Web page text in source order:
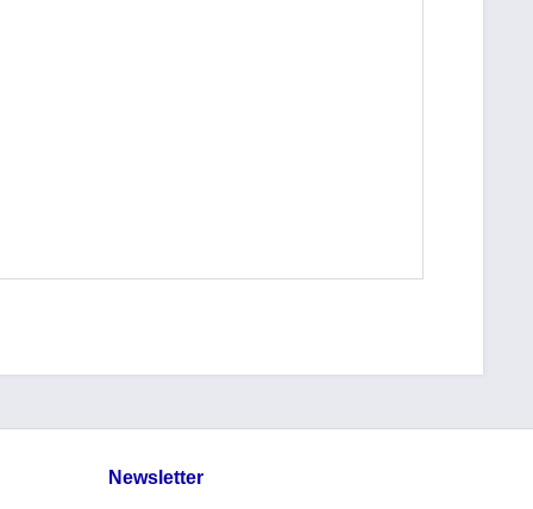
Newsletter